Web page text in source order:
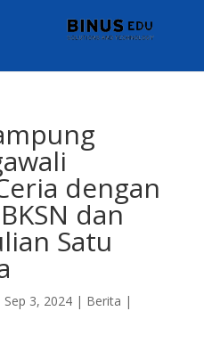
dengan
dan
Satu
Sep 3, 2024| Berita |